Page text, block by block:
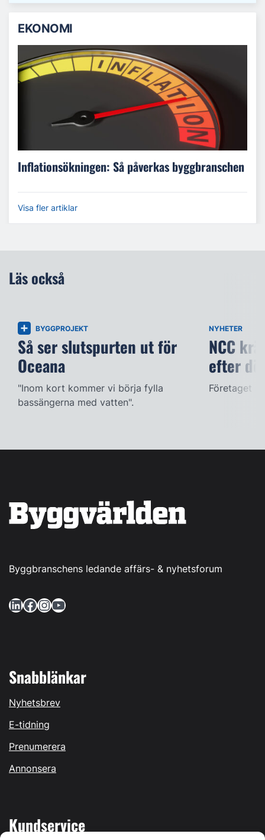
EKONOMI
Inflationsökningen: Så påverkas byggbranschen
Visa fler artiklar
Läs också
BYGGPROJEKT
Så ser slutspurten ut för
Oceana
"Inom kort kommer vi börja fylla
bassängerna med vatten".
NYHETER
NCC
efter
Företaget
Byggbranschens ledande affärs- & nyhetsforum
LinkedIn Facebook InstagramYouTube
Snabblänkar
Nyhetsbrev
E-tidning
Prenumerera
Annonsera
Kundservice